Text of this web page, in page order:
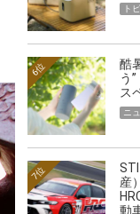
ト
酷
う
ス
6位
ニ
産
動
7位